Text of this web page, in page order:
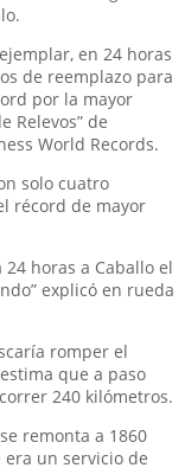
en 24 horas
de reemplazo para
por la mayor
Relevos” de
World Records.
solo cuatro
récord de mayor
horas a Caballo el
explicó en rueda
romper el
que a paso
240 kilómetros.
remonta a 1860
era un servicio de